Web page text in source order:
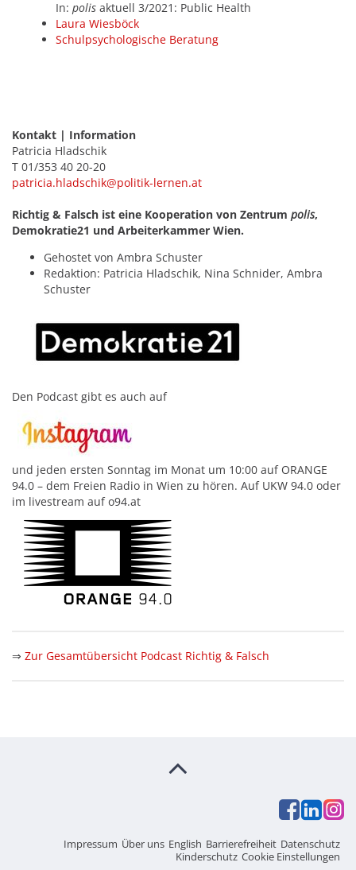
In: polis aktuell 3/2021: Public Health
Laura Wiesböck
Schulpsychologische Beratung
Kontakt | Information
Patricia Hladschik
T 01/353 40 20-20
patricia.hladschik@politik-lernen.at
Richtig & Falsch ist eine Kooperation von Zentrum polis,
Demokratie21 und Arbeiterkammer Wien.
Gehostet von Ambra Schuster
Redaktion: Patricia Hladschik, Nina Schnider, Ambra
Schuster
Den Podcast gibt es auch auf
und jeden ersten Sonntag im Monat um 10:00 auf ORANGE
94.0 – dem Freien Radio in Wien zu hören. Auf UKW 94.0 oder
im livestream auf o94.at
⇒ Zur Gesamtübersicht Podcast Richtig & Falsch
Impressum Über uns English Barrierefreiheit Datenschutz
Kinderschutz Cookie Einstellungen